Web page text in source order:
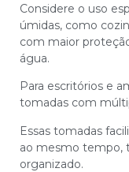
Considere o uso
úmidas, como
com maior
água.
Para escritórios e
tomadas com
Essas tomadas
ao mesmo tempo,
organizado.